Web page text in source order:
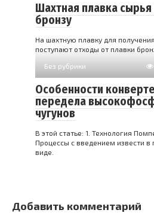
Шахтная плавка
бронзу
На шахтную плавку для
поступают отходы от плавки
Без рубрики
Особенности
передела
чугунов
В этой статье: 1. Технология
Процессы с введением извести в
виде.
Добавить комментарий